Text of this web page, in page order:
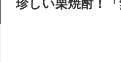
珍しい栗焼酎！